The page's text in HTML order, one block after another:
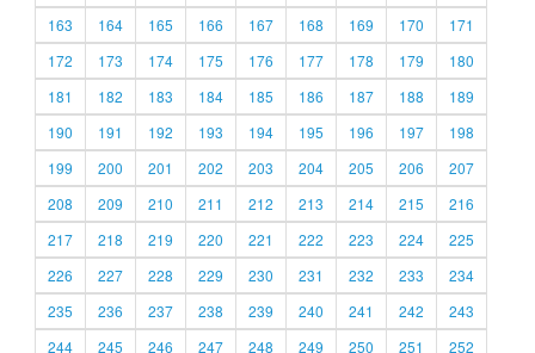
163
164 165 166 167 168 169 170
171
172
173 174 175 176 177 178 179
180
181
182 183 184 185 186 187 188
189
190
191 192 193 194 195 196 197
198
199
200 201 202 203 204 205 206
207
208
209 210 211 212 213 214 215
216
217
218 219 220 221 222 223 224
225
226
227 228 229 230 231 232 233
234
235
236 237 238 239 240 241 242
243
244
245 246 247 248 249 250 251 252